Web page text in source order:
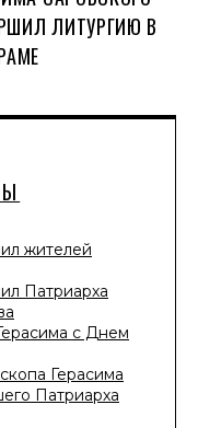
жителей
Патриарха
с Днем
Герасима
Патриарха
ЛИТУРГИЮ В